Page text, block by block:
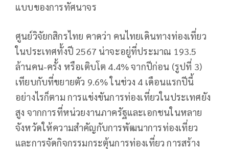
แบบของการทัศนาจร
ศูนย์วิจัยกสิกรไทย คาดว่า คนไทยเดินทางท่องเที่ยว
ในประเทศทั้งปี 2567 น่าจะอยู่ที่ประมาณ 193.5
ล้านคน-ครั้ง หรือเติบโต 4.4% จากปีก่อน (รูปที่ 3)
เทียบกับที่ขยายตัว 9.6% ในช่วง 4 เดือนแรกปีนี้
อย่างไรก็ตาม การแข่งขันการท่องเที่ยวในประเทศยัง
สูง จากการที่หน่วยงานภาครัฐและเอกชนในหลาย
จังหวัดให้ความสำคัญกับการพัฒนาการท่องเที่ยว
และการจัดกิจกรรมกระตุ้นการท่องเที่ยว การสร้าง